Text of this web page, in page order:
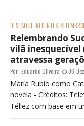
DESTAQUE RECENTES
Relembrando
vilã inesquecível
atravessa
Por: Eduardo Oliveira 06
María Rubio como
novela - Créditos:
Téllez com base em